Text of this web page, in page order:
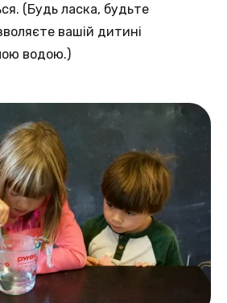
(Будь ласка, будьте
вашій дитині
водою.)